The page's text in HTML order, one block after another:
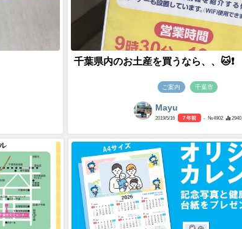
千葉県内のお土産を買うなら、、🐱❗️
ご案内 千葉市
Mayu
2019/5/16 7 年前 - №4902 2940